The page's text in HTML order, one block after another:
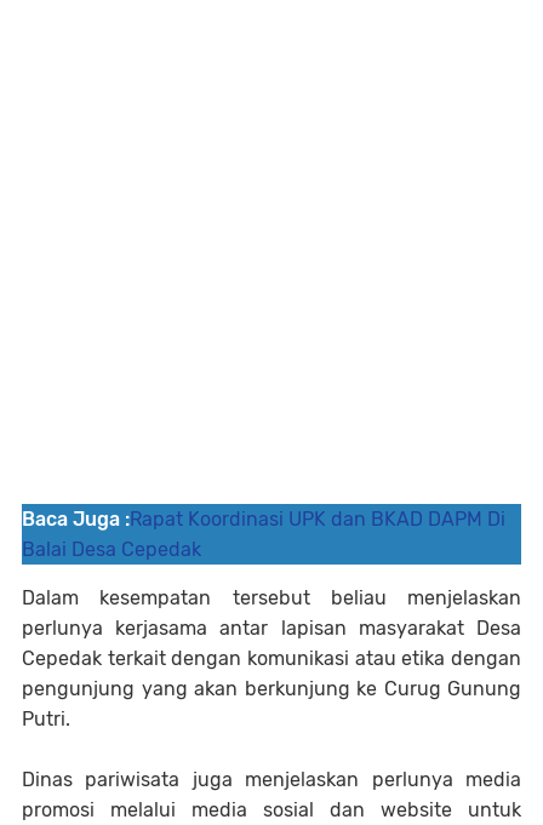
Baca Juga :Rapat Koordinasi UPK dan BKAD DAPM Di
Balai Desa Cepedak
Dalam kesempatan tersebut beliau menjelaskan
perlunya kerjasama antar lapisan masyarakat Desa
Cepedak terkait dengan komunikasi atau etika dengan
pengunjung yang akan berkunjung ke Curug Gunung
Putri.
Dinas pariwisata juga menjelaskan perlunya media
promosi melalui media sosial dan website untuk